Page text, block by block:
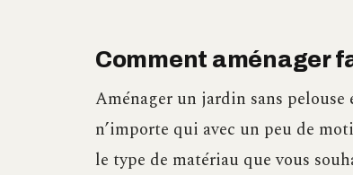
Comment aménager
Aménager un jardin sans
n’importe qui avec un peu de
le type de matériau que vous